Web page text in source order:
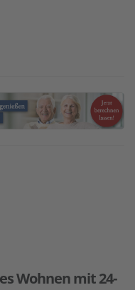
Wohnen mit 24-